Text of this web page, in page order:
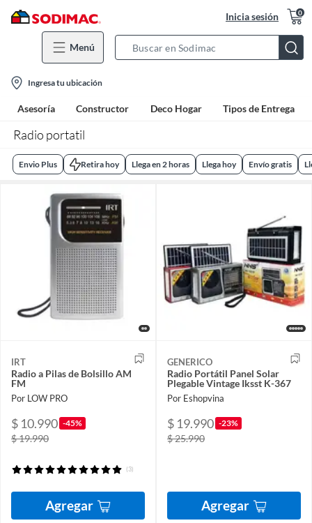
Inicia sesión 0
Menú
Bar
location-
icon
Ingresa tu ubicación
Asesoría Constructor Deco Hogar Tipos de Entrega
Radio portatil
Envio Plus Retira hoy Llega en 2 horas Llega hoy Envío gratis
IRT
Radio a Pilas de Bolsillo AM
FM
Por LOW PRO
$ 10.990 -45%
$ 19.990
(3)
Agregar
GENERICO
Radio Portátil Panel Solar
Plegable Vintage Iksst K-367
Por Eshopvina
$ 19.990 -23%
$ 25.990
Agregar